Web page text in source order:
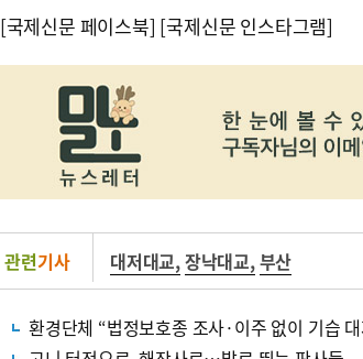
[국제신문 페이스북] [국제신문 인스타그램]
관련기사 대저대교,장낙대교,부산
환경단체 “법정보호종 조사·이주 없이 기습